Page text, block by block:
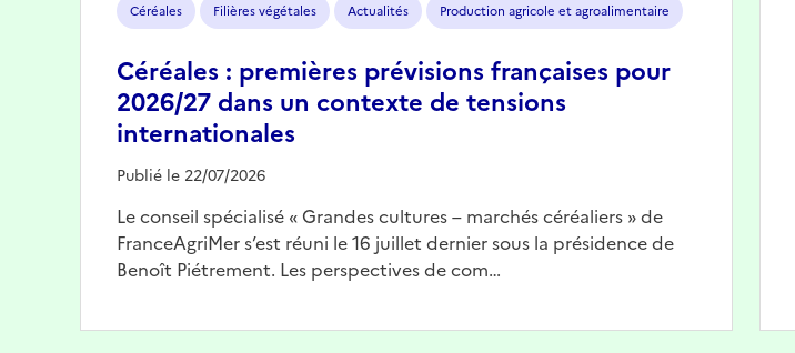
Céréales Filières végétales Actualités Production agricole et agroalimentaire
Céréales : premières prévisions françaises pour
2026/27 dans un contexte de tensions
internationales
Publié le 22/07/2026
Le conseil spécialisé « Grandes cultures – marchés céréaliers » de
FranceAgriMer s’est réuni le 16 juillet dernier sous la présidence de
Benoît Piétrement. Les perspectives de com…